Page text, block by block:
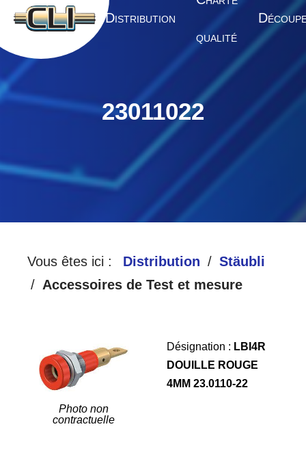
A CCUEIL DISTRIBUTION
QUALITÉ
D
23011022
Vous êtes ici : Distribution
Stäubli
Accessoires de Test et mesure
Photo non
contractuelle
Désignation : LBI4R
DOUILLE ROUGE
4MM 23.0110-22